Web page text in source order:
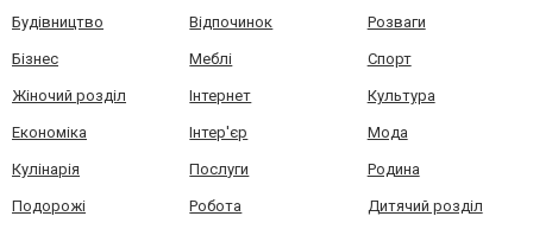
Будівництво Відпочинок Розваги
Бізнес Меблі Спорт
Жіночий розділ Інтернет Культура
Економіка Інтер'єр Мода
Кулінарія Послуги Родина
Подорожі Робота Дитячий розділ